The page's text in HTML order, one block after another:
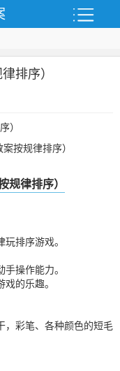
排序）
）
规律排序）
排序游戏。
操作能力。
的乐趣。
彩笔、各种颜色的短毛